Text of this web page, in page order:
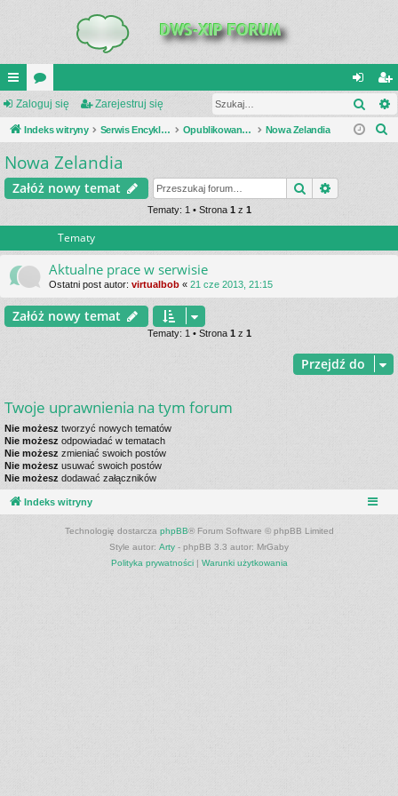
UI
C
K
_L
or
a
al
og
ar
ej
Zaloguj się Zarejestruj się
Indeks witryny Serwis Encyklopedia Uzbrojenia Opublikowane zestawienia Nowa Zelandia
j
Nowa Zelandia
Załóż nowy temat Szukaj
Tematy: 1 • Strona 1 z 1
Tematy
Aktualne prace w serwisie
Ostatni post autor: virtualbob « 21 cze 2013, 21:15
Załóż nowy temat
Tematy: 1 • Strona 1 z 1
Przejdź do
Twoje uprawnienia na tym forum
Nie możesz tworzyć nowych tematów
Nie możesz odpowiadać w tematach
Nie możesz zmieniać swoich postów
Nie możesz usuwać swoich postów
Nie możesz dodawać załączników
Indeks witryny
Technologię dostarcza phpBB® Forum Software © phpBB Limited
Style autor: Arty - phpBB 3.3 autor: MrGaby
Polityka prywatności| Warunki użytkowania